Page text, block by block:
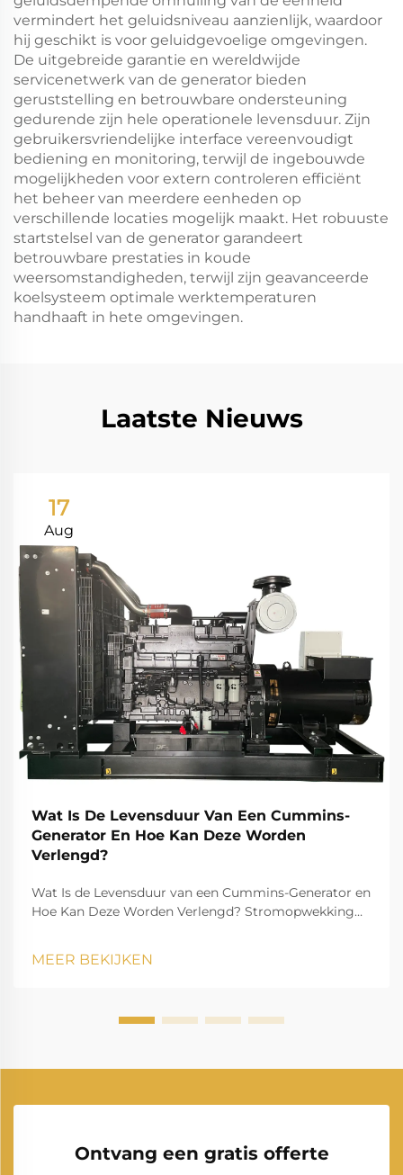
vermindert het geluidsniveau aanzienlijk, waardoor
hij geschikt is voor geluidgevoelige omgevingen.
De uitgebreide garantie en wereldwijde
servicenetwerk van de generator bieden
geruststelling en betrouwbare ondersteuning
gedurende zijn hele operationele levensduur. Zijn
gebruikersvriendelijke interface vereenvoudigt
bediening en monitoring, terwijl de ingebouwde
mogelijkheden voor extern controleren efficiënt
het beheer van meerdere eenheden op
verschillende locaties mogelijk maakt. Het robuuste
startstelsel van de generator garandeert
betrouwbare prestaties in koude
weersomstandigheden, terwijl zijn geavanceerde
koelsysteem optimale werktemperaturen
handhaaft in hete omgevingen.
Laatste Nieuws
17
Aug
Wat Is De Levensduur Van Een Cummins-
Generator En Hoe Kan Deze Worden
Verlengd?
Wat Is de Levensduur van een Cummins-Generator en
Hoe Kan Deze Worden Verlengd? Stromopwekking
zorginstellingen en industrieën zonder onderbreking
MEER BEKIJKEN
Ontvang een gratis offerte